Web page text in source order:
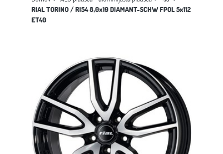
RIAL TORINO / RI54 8,0x19 DIAMANT-SCHW FPOL 5x112
ET40